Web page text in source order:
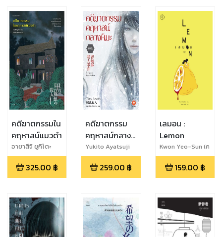
คดีฆาตกรรมใน
คฤหาสน์แมวดำ
อายาสึจิ ยูกิโตะ
325.00 ฿
คดีฆาตกรรม
คฤหาสน์กลาง
หิมะ (เล่มจบ)
Yukito Ayatsuji
259.00 ฿
เลมอน :
Lemon
Kwon Yeo-Sun (ค
วอนยอซอน)
159.00 ฿